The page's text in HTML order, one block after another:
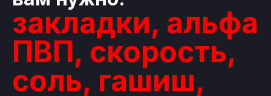
закладки, альфа
ПВП, скорость,
соль, гашиш,